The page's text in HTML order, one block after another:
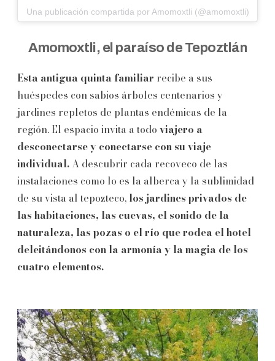
Una publicación compartida por Amomoxtli (@amomoxtli)
Amomoxtli, el paraíso de Tepoztlán
Esta antigua quinta familiar recibe a sus
huéspedes con sabios árboles centenarios y
jardines repletos de plantas endémicas de la
región. El espacio invita a todo viajero a
desconectarse y conectarse con su viaje
individual.A descubrir cada recoveco de las
instalaciones como lo es la alberca y la sublimidad
de su vista al tepozteco, los jardines privados de
las habitaciones, las cuevas, el sonido de la
naturaleza, las pozas o el río que rodea el hotel
deleitándonos con la armonía y la magia de los
cuatro elementos.